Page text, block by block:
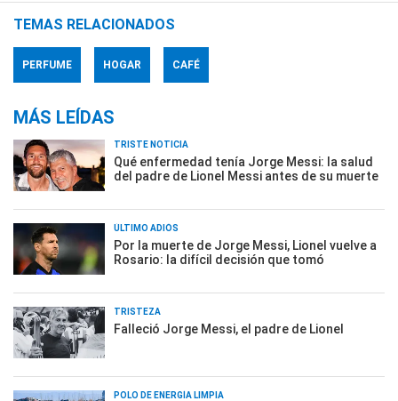
TEMAS RELACIONADOS
PERFUME HOGAR CAFÉ
MÁS LEÍDAS
TRISTE NOTICIA
Qué enfermedad tenía Jorge Messi: la salud
del padre de Lionel Messi antes de su muerte
ÚLTIMO ADIÓS
Por la muerte de Jorge Messi, Lionel vuelve a
Rosario: la difícil decisión que tomó
TRISTEZA
Falleció Jorge Messi, el padre de Lionel
POLO DE ENERGÍA LIMPIA